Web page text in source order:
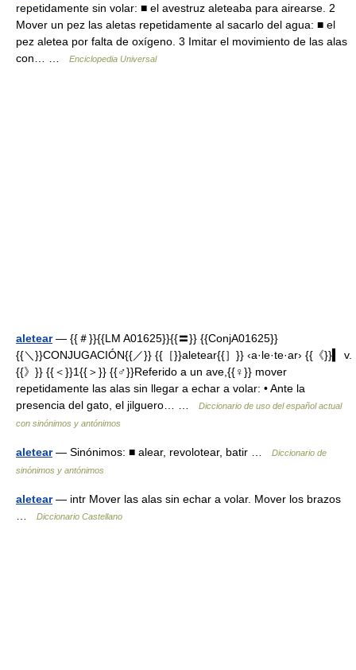
repetidamente sin volar: ■ el avestruz aleteaba para airearse. 2
Mover un pez las aletas repetidamente al sacarlo del agua: ■ el
pez aletea por falta de oxígeno. 3 Imitar el movimiento de las alas
con… …
Enciclopedia Universal
aletear— {{＃}}{{LM A01625}}{{〓}} {{ConjA01625}}
{{＼}}CONJUGACIÓN{{／}} {{［}}aletear{{］}} ‹a·le·te·ar› {{《}}▍ v.
{{》}} {{＜}}1{{＞}} {{♂}}Referido a un ave,{{♀}} mover
repetidamente las alas sin llegar a echar a volar: • Ante la
presencia del gato, el jilguero… …
Diccionario de uso del español actual
con sinónimos y antónimos
aletear— Sinónimos: ■ alear, revolotear, batir …
Diccionario de
sinónimos y antónimos
aletear— intr Mover las alas sin echar a volar. Mover los brazos
Diccionario Castellano